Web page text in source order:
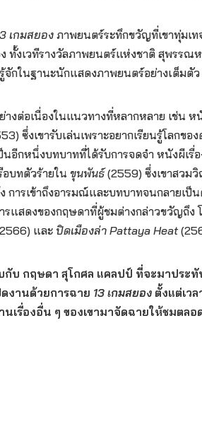
เกมสยอง ภาพยนตร์ระทึกขวัญที่เขาทุ่มเ
ทั้งเวทีรางวัลภาพยนตร์แห่งชาติ สุพรรณ
จักในฐานะนักแสดงภาพยนตร์อย่างเต็มตัว
ต่อเนื่องในแนวทางที่หลากหลาย เช่น หนั
ซึ่งเขารับเล่นเพราะอยากเรียนรู้โลกข
อีกหนึ่งบทบาทที่ได้รับการจดจำ หนังผีเรื่
บทตัวร้ายใน ขุนพันธ์(2559) ซึ่งเขาสวม
การเข้าถึงอารมณ์และบทบาทจนกลายเป็
แสดงของกฤษดาที่ผู้ชมต่างกล่าวขวัญถึง
และ ปิดเมืองล่า Pattaya Heat
บ กฤษดา สุโกศล แคลปป์ ที่จะมาประทั
งานด้วยการฉาย 13 เกมสยอง ตั้งแต่เว
เรื่องอื่น ๆ ของเขามาจัดฉายให้ชมตล